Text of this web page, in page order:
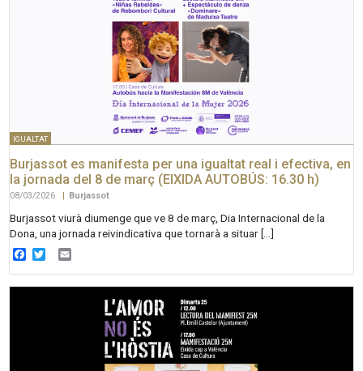
IGUALTAT
Burjassot es manifesta per una igualtat real i efectiva, en
la jornada del 8 de març (EIXIDA AUTOBÚS: 16.30 h)
08/03/2026 Burjassot
Burjassot viurà diumenge que ve 8 de març, Dia Internacional de la
Dona, una jornada reivindicativa que tornarà a situar […]
Facebook
Twitter